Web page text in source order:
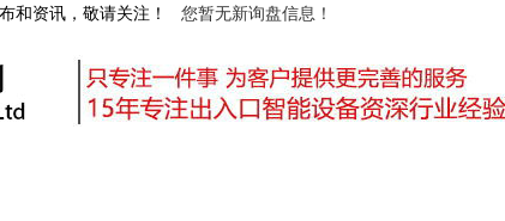
和资讯，敬请关注！ 您暂无新询盘信息！